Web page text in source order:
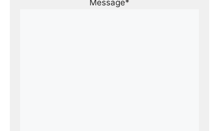
Message*